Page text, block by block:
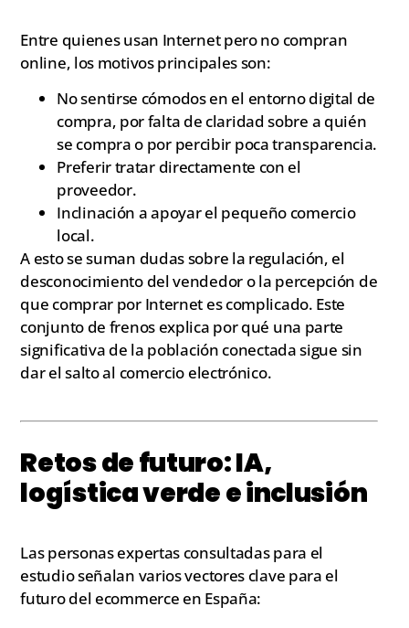
Entre quienes usan Internet pero no compran
online, los motivos principales son:
No sentirse cómodos en el entorno digital de
compra, por falta de claridad sobre a quién
se compra o por percibir poca transparencia.
Preferir tratar directamente con el
proveedor.
Inclinación a apoyar el pequeño comercio
local.
A esto se suman dudas sobre la regulación, el
desconocimiento del vendedor o la percepción de
que comprar por Internet es complicado. Este
conjunto de frenos explica por qué una parte
significativa de la población conectada sigue sin
dar el salto al comercio electrónico.
Retos de futuro: IA,
logística verde e inclusión
Las personas expertas consultadas para el
estudio señalan varios vectores clave para el
futuro del ecommerce en España: